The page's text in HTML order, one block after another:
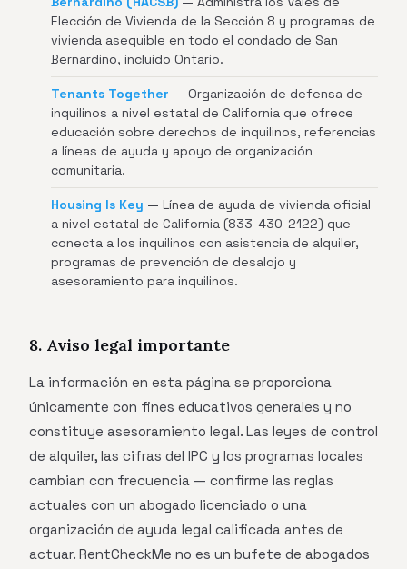
Elección de Vivienda de la Sección 8 y programas de
vivienda asequible en todo el condado de San
Bernardino, incluido Ontario.
Tenants Together — Organización de defensa de
inquilinos a nivel estatal de California que ofrece
educación sobre derechos de inquilinos, referencias
a líneas de ayuda y apoyo de organización
comunitaria.
Housing Is Key — Línea de ayuda de vivienda oficial
a nivel estatal de California (833-430-2122) que
conecta a los inquilinos con asistencia de alquiler,
programas de prevención de desalojo y
asesoramiento para inquilinos.
8. Aviso legal importante
La información en esta página se proporciona
únicamente con fines educativos generales y no
constituye asesoramiento legal. Las leyes de control
de alquiler, las cifras del IPC y los programas locales
cambian con frecuencia — confirme las reglas
actuales con un abogado licenciado o una
organización de ayuda legal calificada antes de
actuar. RentCheckMe no es un bufete de abogados